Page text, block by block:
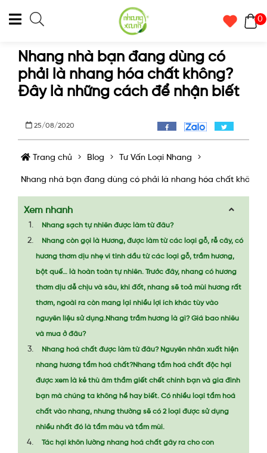
0
Nhang nhà bạn đang dùng có
phải là nhang hóa chất không?
Đây là những cách để nhận biết
25/08/2020
Trang chủ Blog Tư Vấn Loại Nhang
Nhang nhà bạn đang dùng có phải là nhang hóa chất
Xem nhanh
Nhang sạch tự nhiên được làm từ đâu?
Nhang còn gọi là Hương, được làm từ các loại gỗ, rễ cây, có
hương thơm dịu nhẹ vì tinh dầu từ các loại gỗ, trầm hương,
bột quế… là hoàn toàn tự nhiên. Trước đây, nhang có hương
thơm dịu dễ chịu và sâu, khi đốt, nhang sẽ toả mùi hương rất
thơm, ngoài ra còn mang lại nhiều lợi ích khác tùy vào
nguyên liệu sử dụng.Nhang trầm hương là gì? Giá bao nhiêu
và mua ở đâu?
Nhang hoá chất được làm từ đâu? Nguyên nhân xuất hiện
nhang hương tẩm hoá chất?Nhang tẩm hoá chất độc hại
được xem là kẻ thù âm thầm giết chết chính bạn và gia đình
bạn mà chúng ta không hề hay biết. Có nhiều loại tẩm hoá
chất vào nhang, nhưng thường sẽ có 2 loại được sử dụng
nhiều nhất đó là tẩm màu và tẩm mùi.
Tác hại khôn lường nhang hoá chất gây ra cho con